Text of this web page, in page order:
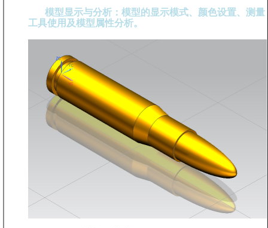
模型显示与分析：模型的显示模式、颜色设置、测量
工具使用及模型属性分析。